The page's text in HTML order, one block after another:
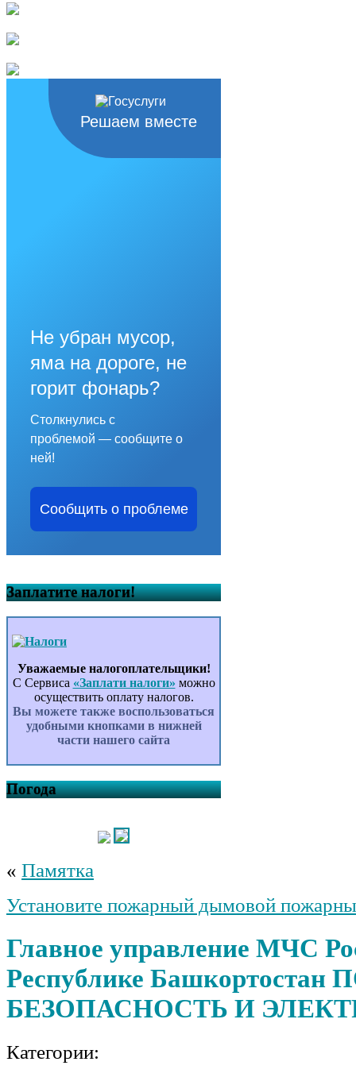
Решаем вместе
Не убран мусор,
яма на дороге, не
горит фонарь?
Столкнулись с
проблемой — сообщите о
ней!
Сообщить о проблеме
Заплатите налоги!
Уважаемые налогоплательщики!
С Сервиса «Заплати налоги» можно
осуществить оплату налогов.
Вы можете также воспользоваться
удобными кнопками в нижней
части нашего сайта
Погода
« Памятка
Установите пожарный дымовой
Главное управление МЧС
Республике
БЕЗОПАСНОСТЬ И
Категории: